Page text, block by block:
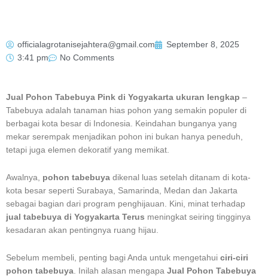
officialagrotanisejahtera@gmail.com
September 8, 2025
3:41 pm
No Comments
Jual Pohon Tabebuya Pink di Yogyakarta ukuran lengkap –
Tabebuya adalah tanaman hias pohon yang semakin populer di
berbagai kota besar di Indonesia. Keindahan bunganya yang
mekar serempak menjadikan pohon ini bukan hanya peneduh,
tetapi juga elemen dekoratif yang memikat.
Awalnya, pohon tabebuya dikenal luas setelah ditanam di kota-
kota besar seperti Surabaya, Samarinda, Medan dan Jakarta
sebagai bagian dari program penghijauan. Kini, minat terhadap
jual tabebuya di Yogyakarta Terus meningkat seiring tingginya
kesadaran akan pentingnya ruang hijau.
Sebelum membeli, penting bagi Anda untuk mengetahui ciri-ciri
pohon tabebuya . Inilah alasan mengapa Jual Pohon Tabebuya